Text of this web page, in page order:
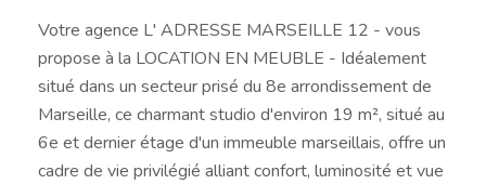
Votre agence L' ADRESSE MARSEILLE 12 - vous
propose à la LOCATION EN MEUBLE - Idéalement
situé dans un secteur prisé du 8e arrondissement de
Marseille, ce charmant studio d'environ 19 m², situé au
6e et dernier étage d'un immeuble marseillais, offre un
cadre de vie privilégié alliant confort, luminosité et vue